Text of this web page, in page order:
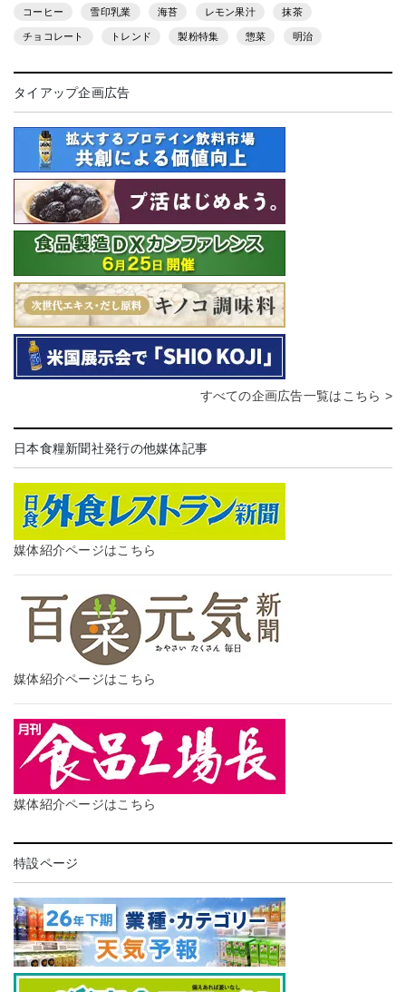
コーヒー 雪印乳業 海苔 レモン果汁 抹茶
チョコレート トレンド 製粉特集 惣菜 明治
タイアップ企画広告
すべての企画広告一覧はこちら >
日本食糧新聞社発行の他媒体記事
媒体紹介ページはこちら
媒体紹介ページはこちら
媒体紹介ページはこちら
特設ページ